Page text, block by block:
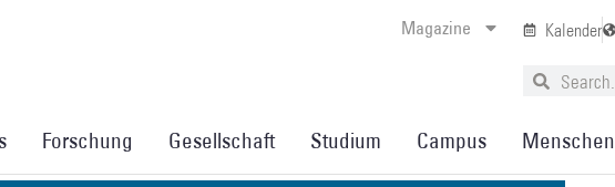
Magazine Kalender
Forschung Gesellschaft Studium Campus Menschen